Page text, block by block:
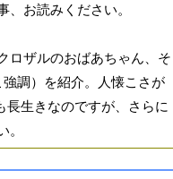
お読みください。
ロザルのおばあちゃん、そ
調）を紹介。人懐こさが
長生きなのですが、さらに
。